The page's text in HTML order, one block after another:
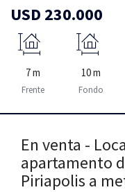
USD 230.000
7 m
Frente
10 m
Fondo
En venta -
apartamento
Piriapolis a